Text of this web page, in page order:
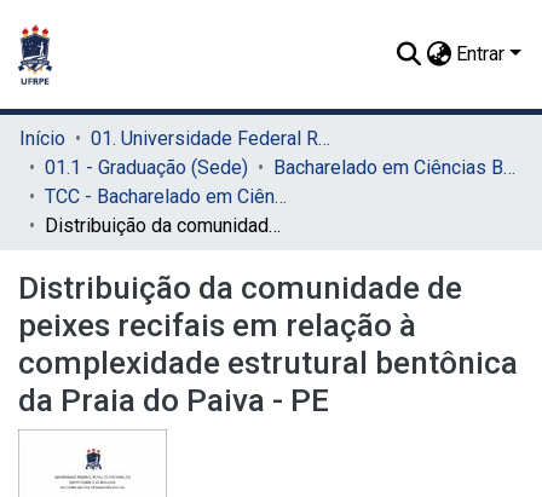
Entrar
Início
01. Universidade Federal Rural de Pernambuco - UFRPE (Sede)
01.1 - Graduação (Sede)
Bacharelado em Ciências Biológicas (Sede)
TCC - Bacharelado em Ciências Biológicas (Sede)
Distribuição da comunidade de peixes recifais em relação à complexidade estrutural bentônica da Praia do Paiva - PE
Distribuição da comunidade de
peixes recifais em relação à
complexidade estrutural bentônica
da Praia do Paiva - PE